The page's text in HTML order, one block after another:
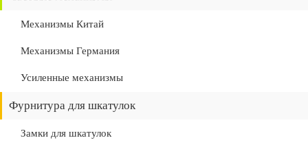
Механизмы Китай
Механизмы Германия
Усиленные механизмы
Фурнитура для шкатулок
Замки для шкатулок